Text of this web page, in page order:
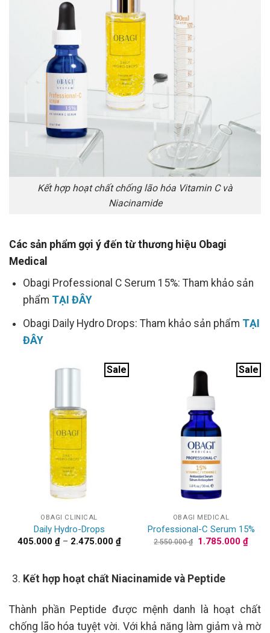
Kết hợp hoạt chất chống lão hóa Vitamin C và
Niacinamide
Các sản phẩm gợi ý đến từ thương hiệu Obagi
Medical
Obagi Professional C Serum 15%: Tham khảo sản
phẩm TẠI ĐÂY
Obagi Daily Hydro Drops: Tham khảo sản phẩm TẠI
ĐÂY
Sale
OBAGI CLINICAL
Daily Hydro-Drops
405.000 ₫ – 2.475.000 ₫Khoảng
giá:
đến
2.475.000 ₫
Sale
OBAGI MEDICAL
Professional-C Serum 15%
2.550.000₫ Giá
1.785.000 ₫Giá
hiện
Kết hợp hoạt chất Niacinamide và Peptide
Thành phần Peptide được mệnh danh là hoạt chất
chống lão hóa tuyệt vời. Với khả năng làm giảm và mờ